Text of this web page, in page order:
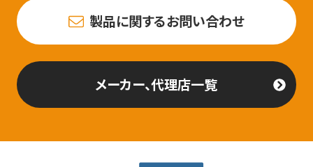
製品に関するお問い合わせ
メーカー、代理店一覧